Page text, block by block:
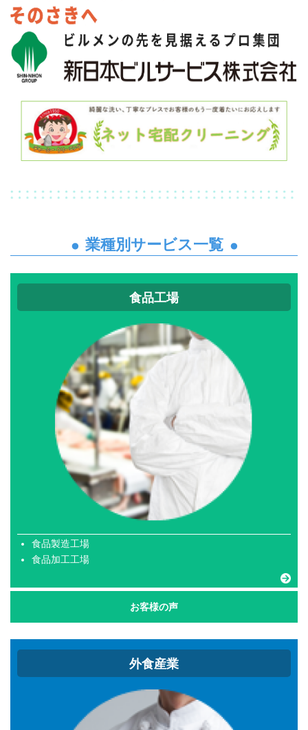
業種別サービス一覧
食品工場
食品製造工場
食品加工工場
お客様の声
外食産業